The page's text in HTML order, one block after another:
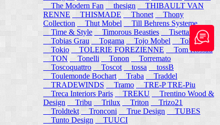
The Modern Fan
thesign
THIBAULT VAN
RENNE
THISMADE Thonet
Thony
Collection
Thut Mobel
Till Behrens Systeme
Time & Style
Timorous Beasties
Tisettanta
Tobias Grau
Togama Tojo Mobel
Token
Tokio
TOLERIE FOREZIENNE
Tom Rossau
TON
Tonelli Tonon
Torremato
Toscoquattro
Toscot tossa
tossB
Toulemonde Bochart
Traba
Traddel
TRADEWINDS
Tramo
TRE-P TRE-Piu
Treca Interiors Paris
TREKU
Trentino Wood &
Design
Tribu Trilux Triton
Trizo21
Troldtekt Tronconi True Design
TUBES
Tunto Design
TUUCI